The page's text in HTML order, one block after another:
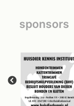
sponsors